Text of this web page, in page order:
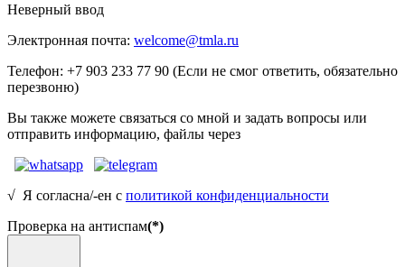
Неверный ввод
Электронная почта: welcome@tmla.ru
Телефон: +7 903 233 77 90 (Если не смог ответить, обязательно
перезвоню)
Вы также можете связаться со мной и задать вопросы или
отправить информацию, файлы через
√ Я согласна/-ен с политикой конфиденциальности
Проверка на антиспам(*)